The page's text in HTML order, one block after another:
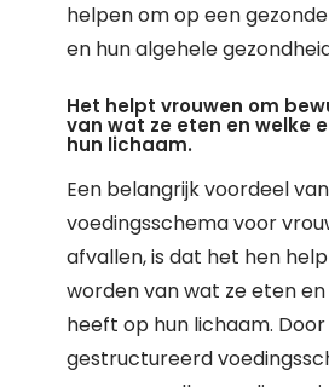
helpen om op een
en hun algehele
Het helpt vrouwen om
van wat ze eten en welke
hun lichaam.
Een belangrijk voordeel
voedingsschema voor
afvallen, is dat het hen
worden van wat ze eten
heeft op hun lichaam.
gestructureerd